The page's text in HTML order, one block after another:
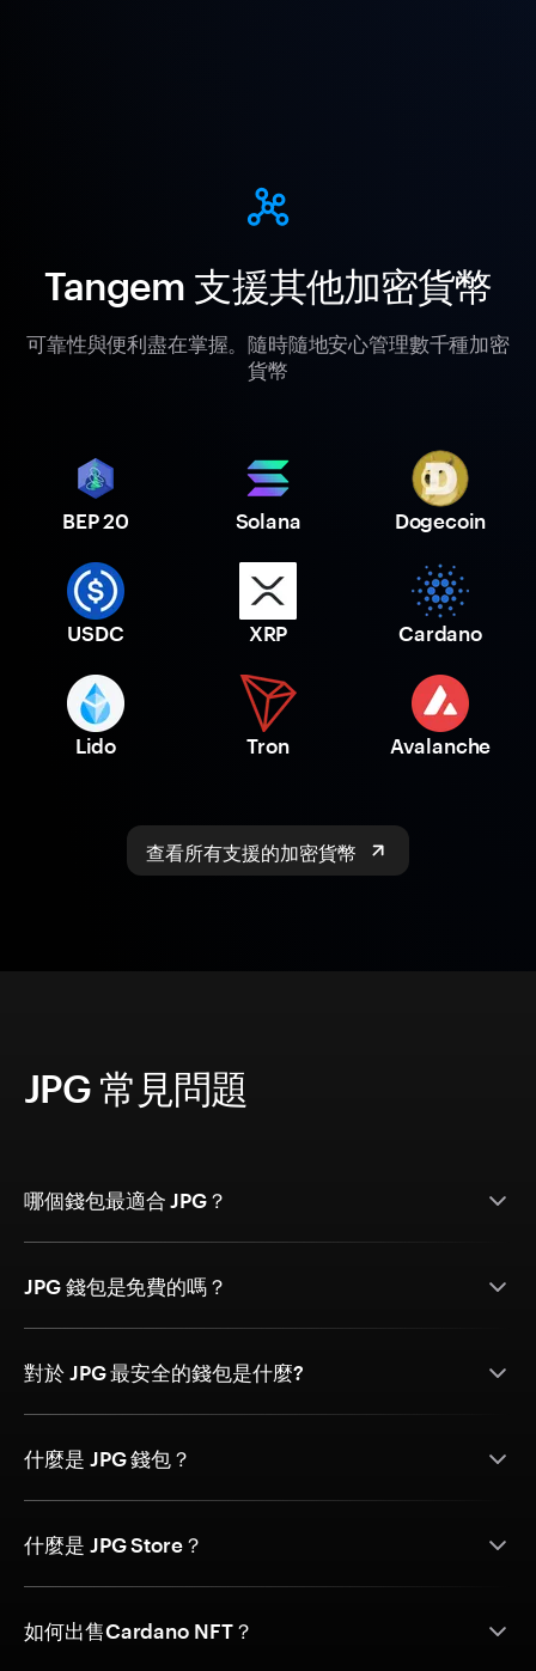
Tangem 支援其他加密貨幣
可靠性與便利盡在掌握。隨時隨地安心管理數千種加密
貨幣
BEP 20 Solana Dogecoin
USDC XRP Cardano
Lido Tron Avalanche
查看所有支援的加密貨幣
JPG 常見問題
哪個錢包最適合 JPG？
JPG 錢包是免費的嗎？
對於 JPG 最安全的錢包是什麼?
什麼是 JPG 錢包？
什麼是 JPG Store？
如何出售Cardano NFT？